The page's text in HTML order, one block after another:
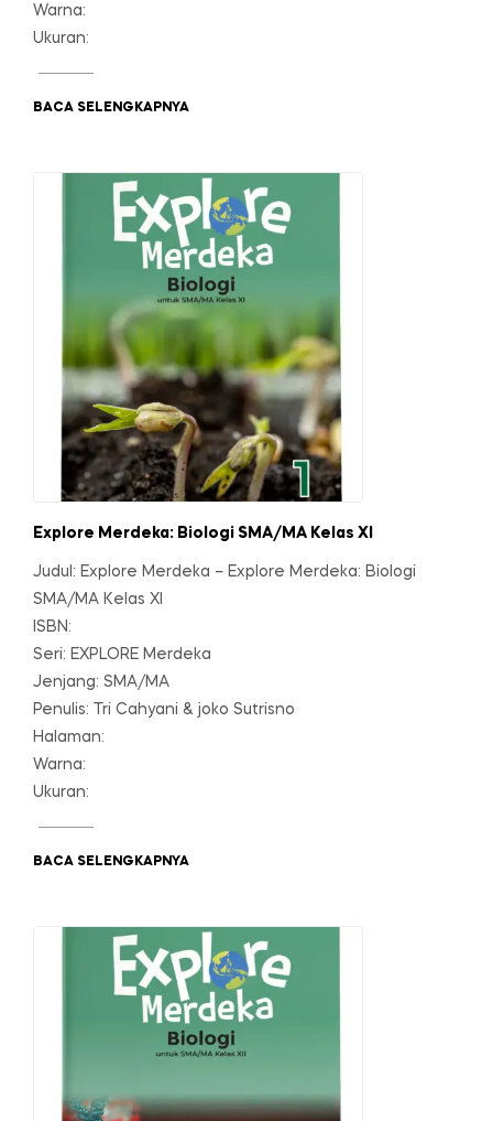
Warna:
Ukuran:
BACA SELENGKAPNYA
Explore Merdeka: Biologi SMA/MA Kelas XI
Judul: Explore Merdeka – Explore Merdeka: Biologi
SMA/MA Kelas XI
ISBN:
Seri: EXPLORE Merdeka
Jenjang: SMA/MA
Penulis: Tri Cahyani & joko Sutrisno
Halaman:
Warna:
Ukuran:
BACA SELENGKAPNYA